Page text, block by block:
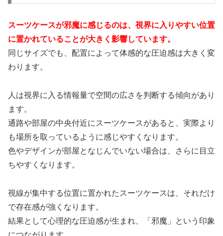
スーツケースが邪魔に感じるのは、視界に入りやすい位置
に置かれていることが大きく影響しています。
同じサイズでも、配置によって体感的な圧迫感は大きく変
わります。
人は視界に入る情報量で空間の広さを判断する傾向があり
ます。
通路や部屋の中央付近にスーツケースがあると、実際より
も場所を取っているように感じやすくなります。
色やデザインが部屋となじんでいない場合は、さらに目立
ちやすくなります。
視線が集中する位置に置かれたスーツケースは、それだけ
で存在感が強くなります。
結果として心理的な圧迫感が生まれ、「邪魔」という印象